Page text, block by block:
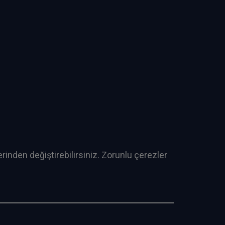
değiştirebilirsiniz. Zorunlu çerezler